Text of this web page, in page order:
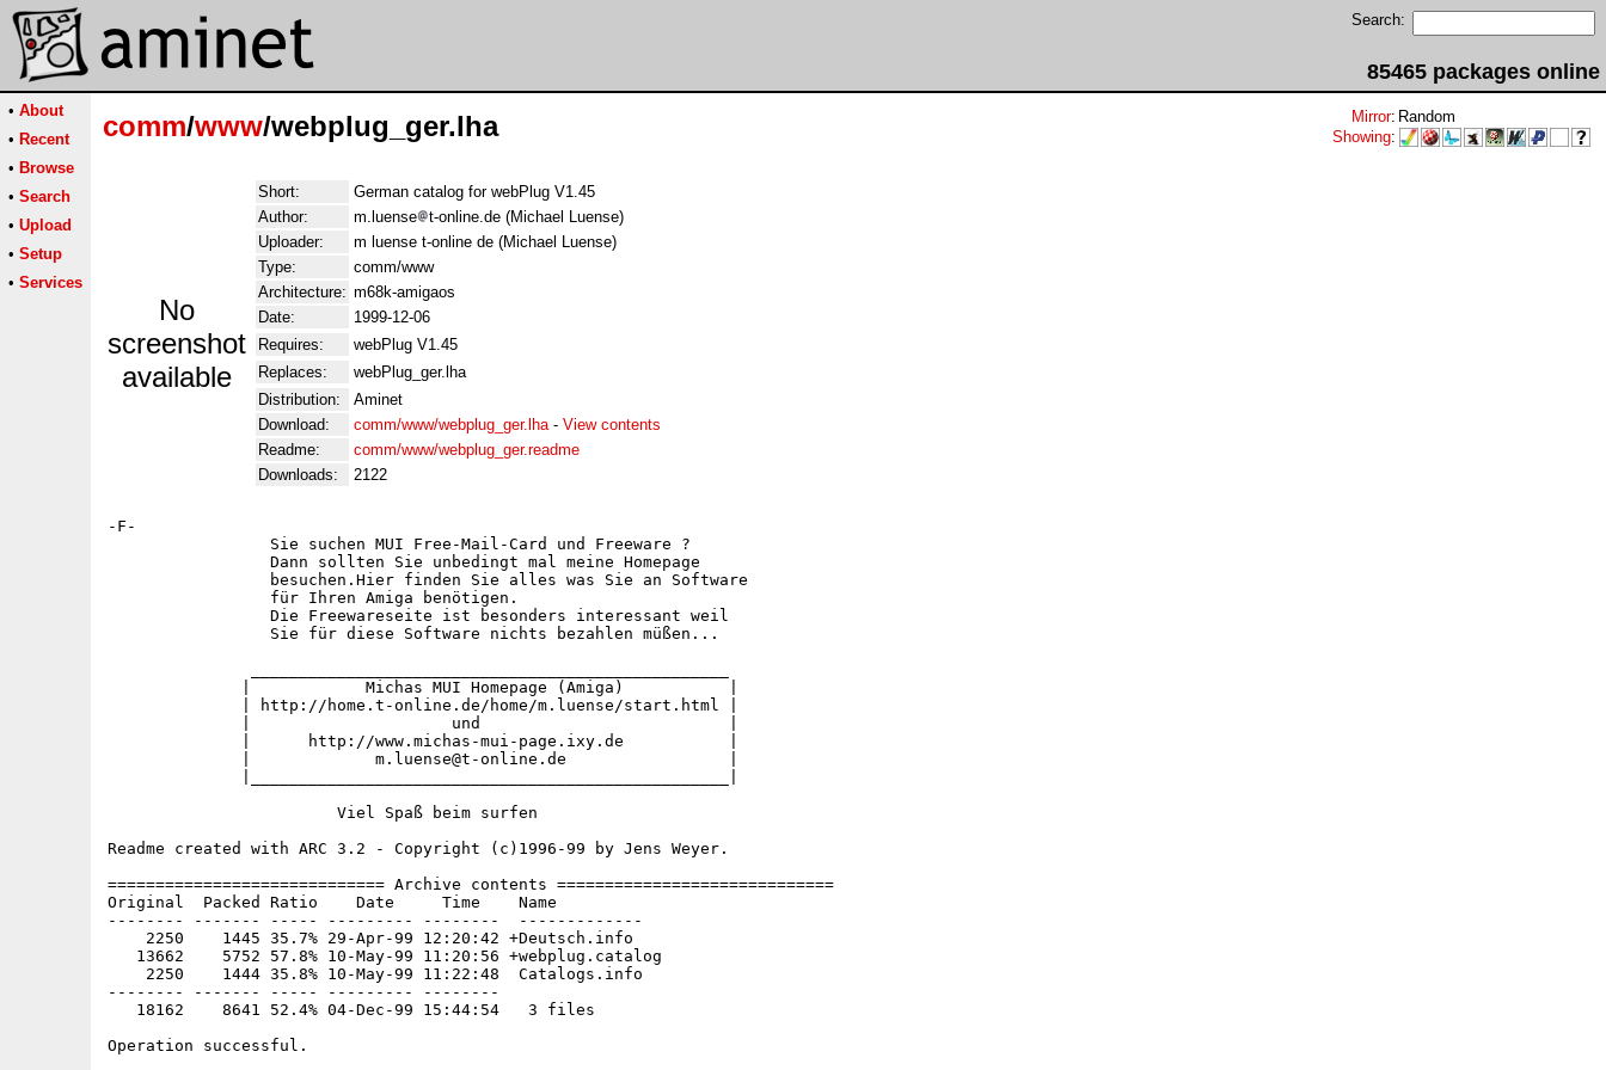
Search:
85465 packages online
• About
• Recent
• Browse
• Search
• Upload
• Setup
• Services
comm/www/webplug_ger.lha Mirror: Random
Showing:
No
screenshot
available
Short:
German catalog for webPlug V1.45
Author:
m.luense
t-online.de (Michael Luense)
Uploader:
m luense t-online de (Michael Luense)
Type:
comm/www
Architecture: m68k-amigaos
Date:
1999-12-06
Requires:
webPlug V1.45
Replaces:
webPlug_ger.lha
Distribution:
Aminet
Download:
comm/www/webplug_ger.lha- View contents
Readme:
comm/www/webplug_ger.readme
Downloads:
2122
-F-
                 Sie suchen MUI Free-Mail-Card und Freeware ?
                 Dann sollten Sie unbedingt mal meine Homepage
                 besuchen.Hier finden Sie alles was Sie an Software
                 für Ihren Amiga benötigen.
                 Die Freewareseite ist besonders interessant weil
                 Sie für diese Software nichts bezahlen müßen...
              |            Michas MUI Homepage (Amiga)           |
              | http://home.t-online.de/home/m.luense/start.html |
              |                     und                          |
              |      http://www.michas-mui-page.ixy.de           |
              |             m.luense@t-online.de                 |
                        Viel Spaß beim surfen
Readme created with ARC 3.2 - Copyright (c)1996-99 by Jens Weyer.
============================= Archive contents =============================
Original  Packed Ratio    Date     Time    Name
-------- ------- ----- --------- --------  -------------
    2250    1445 35.7% 29-Apr-99 12:20:42 +Deutsch.info
   13662    5752 57.8% 10-May-99 11:20:56 +webplug.catalog
    2250    1444 35.8% 10-May-99 11:22:48  Catalogs.info
-------- ------- ----- --------- --------
   18162    8641 52.4% 04-Dec-99 15:44:54   3 files